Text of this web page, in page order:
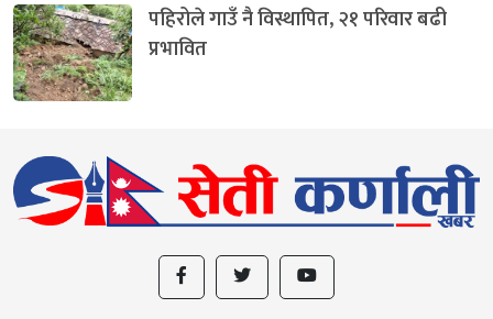
पहिरोले गाउँ नै विस्थापित, २१ परिवार बढी
प्रभावित